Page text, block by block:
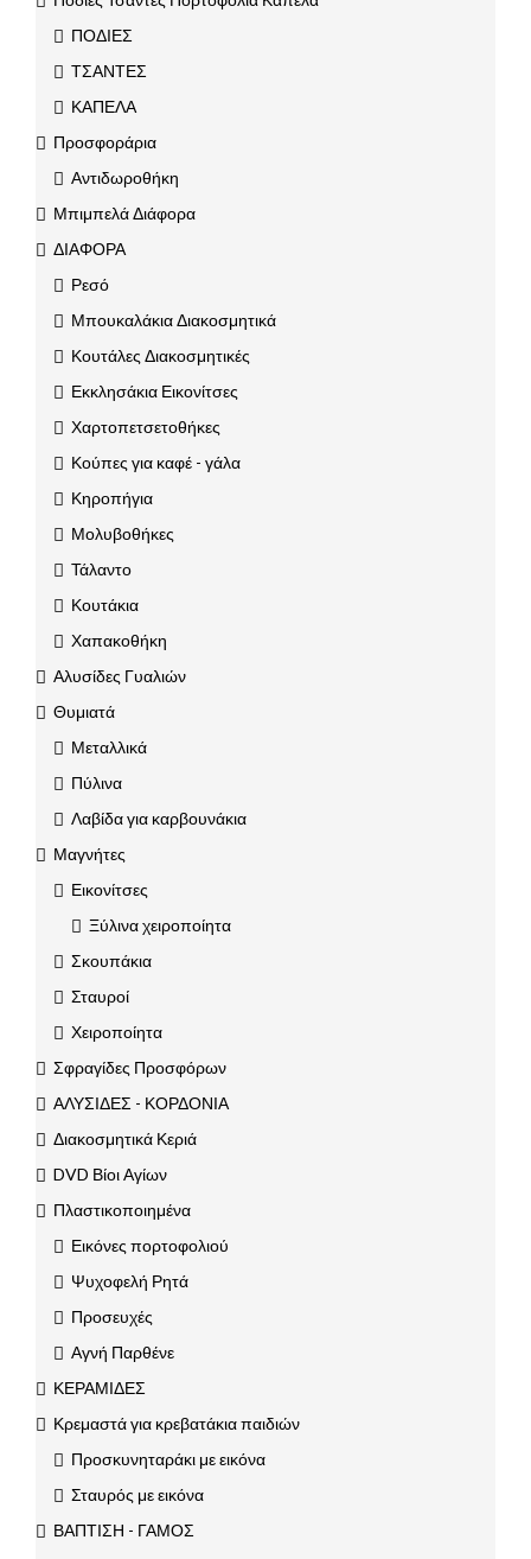
ΠΟΔΙΕΣ
ΤΣΑΝΤΕΣ
ΚΑΠΕΛΑ
Προσφοράρια
Αντιδωροθήκη
Μπιμπελά Διάφορα
ΔΙΑΦΟΡΑ
Ρεσό
Μπουκαλάκια Διακοσμητικά
Κουτάλες Διακοσμητικές
Εκκλησάκια Εικονίτσες
Χαρτοπετσετοθήκες
Κούπες για καφέ - γάλα
Κηροπήγια
Μολυβοθήκες
Τάλαντο
Κουτάκια
Χαπακοθήκη
Αλυσίδες Γυαλιών
Θυμιατά
Μεταλλικά
Πύλινα
Λαβίδα για καρβουνάκια
Μαγνήτες
Εικονίτσες
Ξύλινα χειροποίητα
Σκουπάκια
Σταυροί
Χειροποίητα
Σφραγίδες Προσφόρων
ΑΛΥΣΙΔΕΣ - ΚΟΡΔΟΝΙΑ
Διακοσμητικά Κεριά
DVD Βίοι Αγίων
Πλαστικοποιημένα
Εικόνες πορτοφολιού
Ψυχοφελή Ρητά
Προσευχές
Αγνή Παρθένε
ΚΕΡΑΜΙΔΕΣ
Κρεμαστά για κρεβατάκια παιδιών
Προσκυνηταράκι με εικόνα
Σταυρός με εικόνα
ΒΑΠΤΙΣΗ - ΓΑΜΟΣ